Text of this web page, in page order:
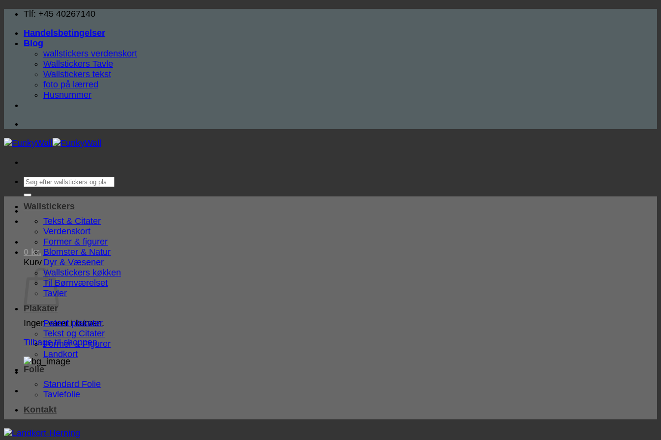
Fortsæt
indhold
Tlf: +45 40267140
Handelsbetingelser
Blog
wallstickers verdenskort
Wallstickers Tavle
Wallstickers tekst
foto på lærred
Husnummer
Søg
0 kr.
Kurv
Ingen varer i kurven.
Tilbage til shoppen
Wallstickers
Tekst & Citater
Verdenskort
Former & figurer
Blomster & Natur
Dyr & Væsener
Wallstickers køkken
Til Børnværelset
Tavler
Plakater
Patent plakater
Tekst og Citater
Former & Figurer
Landkort
Folie
Standard Folie
Tavlefolie
Kontakt